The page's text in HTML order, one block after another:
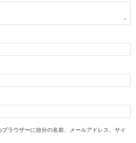
ラウザーに自分の名前、メールアドレス、サイ